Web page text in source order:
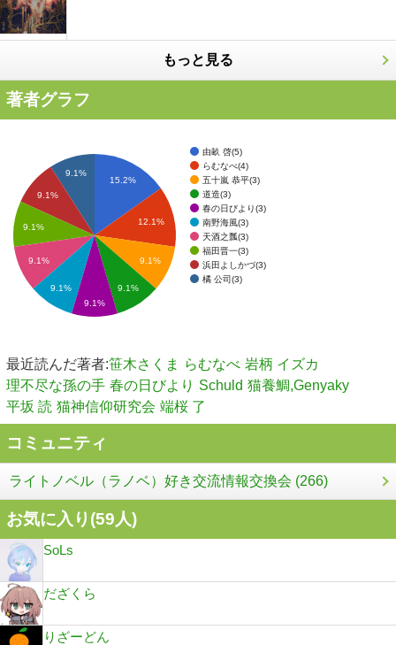
もっと見る
著者グラフ
由畝 啓(5)
らむなべ(4)
五十嵐 恭平(3)
道造(3)
春の日びより(3)
南野海風(3)
天酒之瓢(3)
福田晋一(3)
浜田よしかづ(3)
橘 公司(3)
15.2%
12.1%
9.1%
9.1%
9.1%
9.1%
9.1%
9.1%
9.1%
9.1%
最近読んだ著者:笹木さくま らむなべ 岩柄 イズカ
理不尽な孫の手 春の日びより Schuld 猫養鯛,Genyaky
平坂 読 猫神信仰研究会 端桜 了
コミュニティ
ライトノベル（ラノベ）好き交流情報交換会 (266)
お気に入り(59人)
SoLs
だざくら
りざーどん